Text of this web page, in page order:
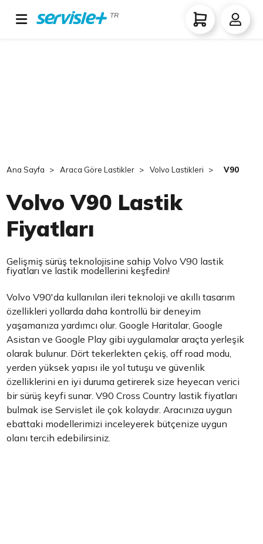
TR
Ana Sayfa Araca Göre Lastikler Volvo Lastikleri V90
Volvo V90 Lastik
Fiyatları
Gelişmiş sürüş teknolojisine sahip Volvo V90 lastik
fiyatları ve lastik modellerini keşfedin!
Volvo V90'da kullanılan ileri teknoloji ve akıllı tasarım
özellikleri yollarda daha kontrollü bir deneyim
yaşamanıza yardımcı olur. Google Haritalar, Google
Asistan ve Google Play gibi uygulamalar araçta yerleşik
olarak bulunur. Dört tekerlekten çekiş, off road modu,
yerden yüksek yapısı ile yol tutuşu ve güvenlik
özelliklerini en iyi duruma getirerek size heyecan verici
bir sürüş keyfi sunar. V90 Cross Country lastik fiyatları
bulmak ise Servislet ile çok kolaydır. Aracınıza uygun
ebattaki modellerimizi inceleyerek bütçenize uygun
olanı tercih edebilirsiniz.